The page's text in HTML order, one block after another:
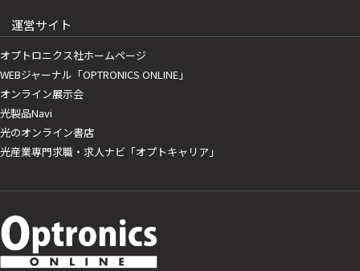
運営サイト
オプトロニクス社ホームページ
WEBジャーナル「OPTRONICS ONLINE」
オンライン展示会
光製品Navi
光のオンライン書店
光産業専門求職・求人ナビ「オプトキャリア」